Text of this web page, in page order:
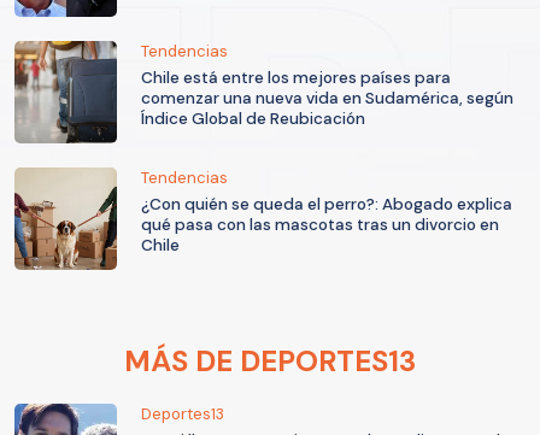
Tendencias
Chile está entre los mejores países para
comenzar una nueva vida en Sudamérica, según
Índice Global de Reubicación
Tendencias
¿Con quién se queda el perro?: Abogado explica
qué pasa con las mascotas tras un divorcio en
Chile
MÁS DE DEPORTES13
Deportes13